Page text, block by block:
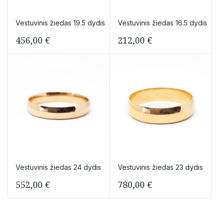
Vestuvinis žiedas 19.5 dydis
456,00 €
Vestuvinis žiedas 16.5 dydis
212,00 €
Vestuvinis žiedas 24 dydis
552,00 €
Vestuvinis žiedas 23 dydis
780,00 €